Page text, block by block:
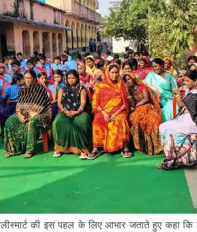
की इस पहल के लिए आभार जताते हुए कहा